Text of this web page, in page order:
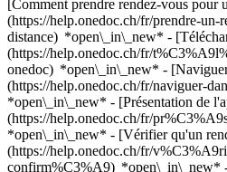
[Comment prendre rendez-vous pour
(https://help.onedoc.ch/fr/prendre-
distance) *open\_in\_new* -
(https://help.onedoc.ch/fr/
onedoc) *open\_in\_new* -
(https://help.onedoc.ch/fr/naviguer-
*open\_in\_new* - [Présentation de
(https://help.onedoc.ch/fr/
*open\_in\_new* - [Vérifier qu'un rendez-vous est confirmé](https://help.onedoc.ch/fr/v%C3%A9rifier-quun-rendez-vous-est-confirm%C3%A9) *open\_in\_new* - [Annuler un rendez-vous pris en ligne sur OneDoc](https://help.onedoc.ch/fr/annuler-un-rendez-vous-pris-en-ligne-sur-onedoc) *open\_in\_new* - [Je ne reçois pas de confirmation de rendez-vous](https://help.onedoc.ch/fr/je-ne-re%C3%A7ois-pas-de-confirmation-de-rendez-vous) *open\_in\_new* [Voir tous nos articles *open\_in\_new*](https://help.onedoc.ch/fr/) close ## Modifier votre recherche ![Maison avec un signe plus annonçant qu’une consultation peut être effectuée sur place](https://www.onedoc.ch/assets/images/icons/on-site.svg) Sur place ![Caméra avec un symbole lecture annonçant qu’une consultation peut être effectuée à distance en vidéo](https://www.onedoc.ch/assets/images/icons/remote.svg) À distance Rechercher #### Spécialités #### Praticiens #### Établissements edit Médecin généraliste à Estavayer-le-Lac tune Filtrer par Nouveaux patients*keyboard\_arrow\_down* - Acceptés*check\_circle* Langue parlée*keyboard\_arrow\_down* - Albanais*check\_circle* - Allemand*check\_circle* - Anglais*check\_circle* - Arabe*check\_circle* - Bulgare*check\_circle* - Catalan*check\_circle* - Croate*check\_circle* - Espagnol*check\_circle* - Français*check\_circle* - Grec*check\_circle* - Hongrois*check\_circle* - Italien*check\_circle* - Macédonien*check\_circle* - Néerlandais*check\_circle* - Persan*check\_circle* - Portugais*check\_circle* - Roumain*check\_circle* - Serbe*check\_circle* - Somali*check\_circle* - Suédois*check\_circle* - Tchèque*check\_circle* Sexe*keyboard\_arrow\_down* - Femme*check\_circle* - Homme*check\_circle* Réseau*keyboard\_arrow\_down* - Réseau Bleu*check\_circle* - ASCA*check\_circle* - Réseau de Soins Neuchâtelois - RSN*check\_circle* - Medbase*check\_circle* - Réseau Delta*check\_circle* Disponibilité*keyboard\_arrow\_down* - Disponible aujourdhui*check\_circle* - Dans les 3 prochains jours*check\_circle* - Dans les 7 prochains jours*check\_circle* - Dans les 14 prochains jours*check\_circle* # __Médecin généraliste__ dans les environs de __Estavayer-le-Lac__: prenez rendez-vous en ligne aujourd'hui [![Dr. Fazil Ait Benali, médecin physique - réadaptateur à Neuchâtel](https://assets.onedoc.ch/images/users/e53adf52e7624f595edb8a80d950db6d662d77caa0e735df1b88225c054a2bce-small.jpg "Dr. Fazil Ait Benali, médecin physique - réadaptateur à Neuchâtel")](https://www.onedoc.ch/fr/medecin-physique-readaptateur/neuchatel/pc1nk/dr-fazil-ait-benali) ### [Dr. Fazil Ait Benali](https://www.onedoc.ch/fr/medecin-physique-readaptateur/neuchatel/pc1nk/dr-fazil-ait-benali) ![Badge indiquant un profil vérifié](https://www.onedoc.ch/assets/images/icons/checkmark.svg) [Médecin physique - réadaptateur](https://www.onedoc.ch/fr/medecin-physique-readaptateur/neuchatel), [Médecin généraliste](https://www.onedoc.ch/fr/medecin-generaliste/neuchatel) [Centre Médico-Sportif Dorea](https://www.onedoc.ch/fr/cabinet-de-groupe/neuchatel/ebd1f/centre-medico-sportif-dorea) Faubourg du Lac 5 2000 Neuchâtel ![Icône patient avec un signe plus annonçant que le professionnel accepte de nouveaux patients](https://www.onedoc.ch/assets/images/icons/new-patients.svg)Accepte les nouveaux patients [Réserver un RDV](https://www.onedoc.ch/fr/medecin-physique-readaptateur/neuchatel/pc1nk/dr-fazil-ait-benali) *chevron\_left* ven. 07 août *chevron\_right* Voir plus de rendez-vous *error\_outline* Une erreur s'est produite lors du chargement des disponibilités [Réessayer](https://www.onedoc.ch) [![Dr. Claire Buirette Berrigaud, médecin généraliste à Neuchâtel](https://assets.onedoc.ch/images/users/0f77447d6e6adb62b2857795ab2adea0cd71ab0347b417ea053189731e8b5c38-small.jpg "Dr. Claire Buirette Berrigaud, médecin généraliste à Neuchâtel")](https://www.onedoc.ch/fr/medecin-generaliste/neuchatel/pcs15/dr-claire-buirette-berrigaud) ### [Dr. Claire Buirette Berrigaud](https://www.onedoc.ch/fr/medecin-generaliste/neuchatel/pcs15/dr-claire-buirette-berrigaud) ![Badge indiquant un profil vérifié](https://www.onedoc.ch/assets/images/icons/checkmark.svg) [Médecin généraliste](https://www.onedoc.ch/fr/medecin-generaliste/neuchatel) [Cabinet Gare](https://www.onedoc.ch/fr/cabinet-de-groupe/neuchatel/et69/cabinet-gare) Avenue de la Gare 1 2000 Neuchâtel ![Icône patient avec un signe moins annonçant que le professionnel n’accepte pas de nouveaux patients](https://www.onedoc.ch/assets/images/icons/no-new-patients.svg)N'accepte pas de nouveaux patients [Réserver un